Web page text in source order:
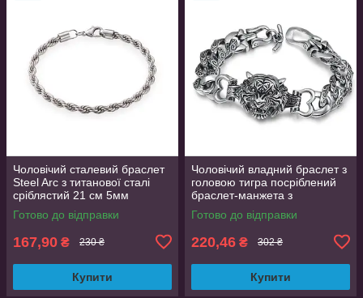
Чоловічий сталевий браслет
Steel Arc з титанової сталі
сріблястий 21 см 5мм
Готово до відправки
167,90 ₴ 230 ₴
Купити
Чоловічий владний браслет з
головою тигра посріблений
браслет-манжета з
зображенням зверя
Готово до відправки
220,46 ₴ 302 ₴
Купити